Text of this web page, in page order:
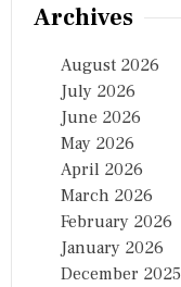
Archives
August 2026
July 2026
June 2026
May 2026
April 2026
March 2026
February 2026
January 2026
December 2025